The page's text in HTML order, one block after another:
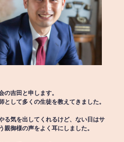
の吉田と申します。
して多くの生徒を教えてきました。
る気を出してくれるけど、ない日はサ
御様の声をよく耳にしました。